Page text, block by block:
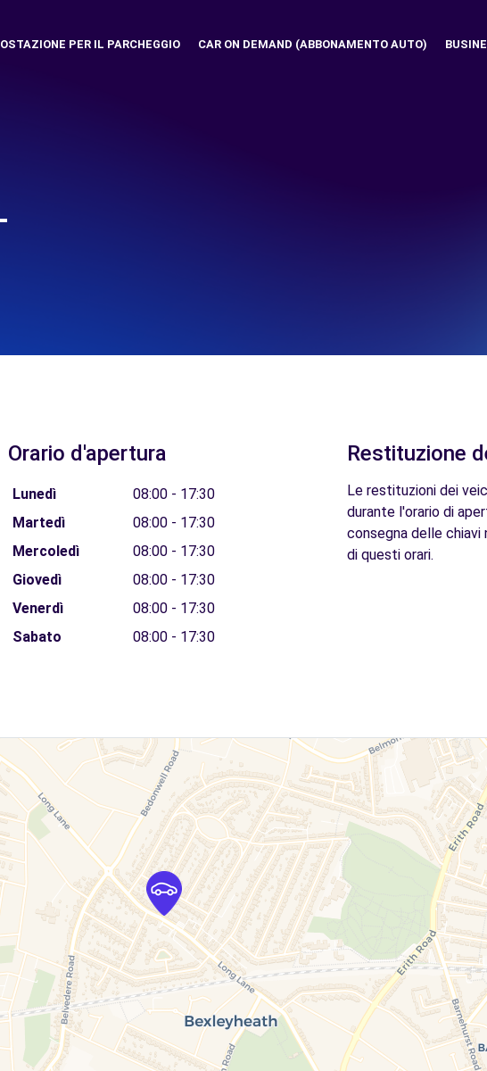
PER IL PARCHEGGIO CAR ON DEMAND (ABBONAMENTO AUTO)
Orario d'apertura
Lunedì
08:00 - 17:30
Martedì
08:00 - 17:30
Mercoledì
08:00 - 17:30
Giovedì
08:00 - 17:30
Venerdì
08:00 - 17:30
Sabato
08:00 - 17:30
Restituzione
Le restituzioni dei
durante l'orario di
consegna delle chiavi
di questi orari.